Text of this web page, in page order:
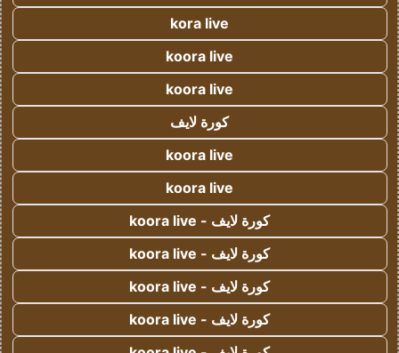
kora live
koora live
koora live
كورة لايف
koora live
koora live
كورة لايف - koora live
كورة لايف - koora live
كورة لايف - koora live
كورة لايف - koora live